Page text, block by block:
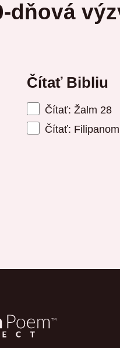
dňová
Čítať Bibliu
Čítať: Žalm 28
Čítať: